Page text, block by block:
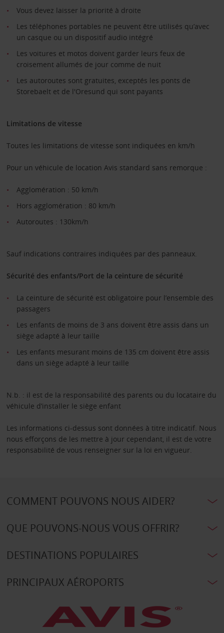
Vous devez laisser la priorité à droite
Les téléphones portables ne peuvent être utilisés qu’avec
un casque ou un dispositif audio intégré
Les voitures et motos doivent garder leurs feux de
croisement allumés de jour comme de nuit
Les autoroutes sont gratuites, exceptés les ponts de
Storebaelt et de l'Oresund qui sont payants
Limitations de vitesse
Toutes les limitations de vitesse sont indiquées en km/h
Pour un véhicule de location Avis standard sans remorque :
Agglomération : 50 km/h
Hors agglomération : 80 km/h
Autoroutes : 130km/h
Sauf indications contraires indiquées par des panneaux.
Sécurité des enfants/Port de la ceinture de sécurité
La ceinture de sécurité est obligatoire pour l’ensemble des
passagers
Les enfants de moins de 3 ans doivent être assis dans un
siège adapté à leur taille
Les enfants mesurant moins de 135 cm doivent être assis
dans un siège adapté à leur taille
N.b. : il est de la responsabilité des parents ou du locataire du
véhicule d’installer le siège enfant
Les informations ci-dessus sont données à titre indicatif. Nous
nous efforçons de les mettre à jour cependant, il est de votre
responsabilité de vous renseigner sur la loi en vigueur.
COMMENT POUVONS NOUS AIDER?
QUE POUVONS-NOUS VOUS OFFRIR?
DESTINATIONS POPULAIRES
PRINCIPAUX AÉROPORTS